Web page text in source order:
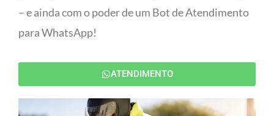
– e ainda com o poder de um Bot de Atendimento
para WhatsApp!
ATENDIMENTO